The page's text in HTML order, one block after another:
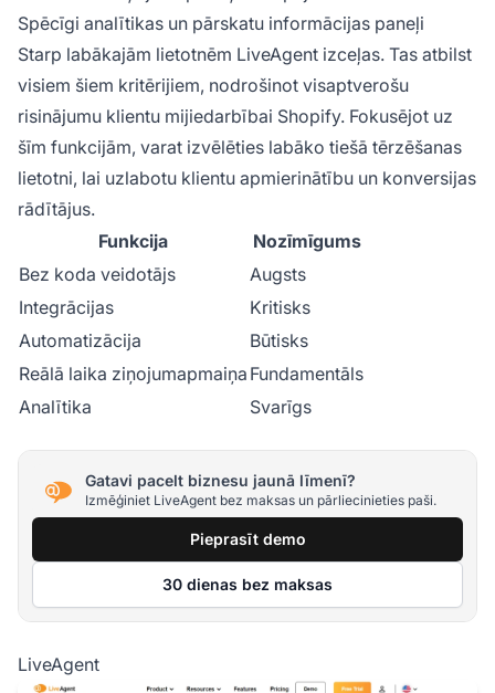
Spēcīgi analītikas un pārskatu informācijas paneļi
Starp labākajām lietotnēm LiveAgent izceļas. Tas atbilst
visiem šiem kritērijiem, nodrošinot visaptverošu
risinājumu klientu mijiedarbībai Shopify. Fokusējot uz
šīm funkcijām, varat izvēlēties labāko tiešā tērzēšanas
lietotni, lai uzlabotu klientu apmierinātību un konversijas
rādītājus.
Funkcija
Nozīmīgums
Bez koda veidotājs
Augsts
Integrācijas
Kritisks
Automatizācija
Būtisks
Reālā laika ziņojumapmaiņa Fundamentāls
Analītika
Svarīgs
Gatavi pacelt biznesu jaunā līmenī?
Izmēģiniet LiveAgent bez maksas un pārliecinieties paši.
Pieprasīt demo
30 dienas bez maksas
LiveAgent